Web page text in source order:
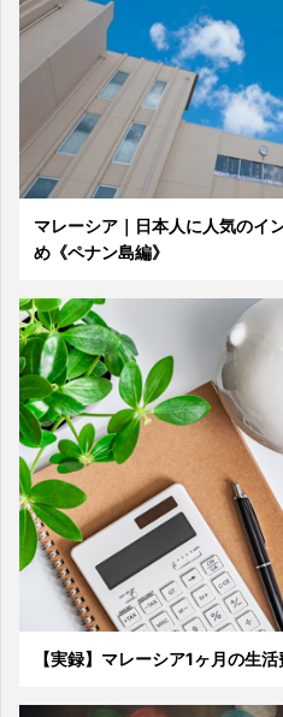
マレーシア｜日本人に人気のイ
め《ペナン島編》
【実録】マレーシア1ヶ月の生